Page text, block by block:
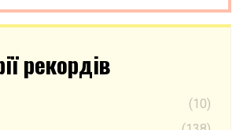
рекордів
(10)